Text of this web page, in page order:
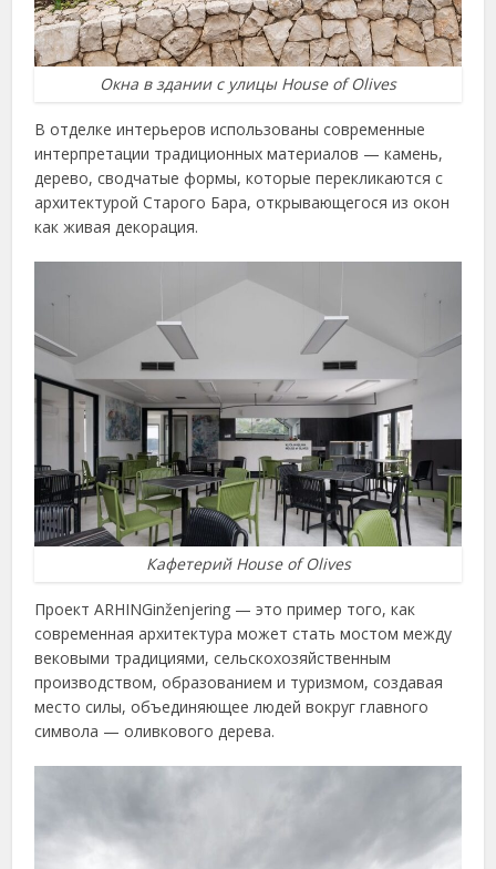
Окна в здании с улицы House of Olives
В отделке интерьеров использованы современные
интерпретации традиционных материалов — камень,
дерево, сводчатые формы, которые перекликаются с
архитектурой Старого Бара, открывающегося из окон
как живая декорация.
Кафетерий House of Olives
Проект ARHINGinženjering — это пример того, как
современная архитектура может стать мостом между
вековыми традициями, сельскохозяйственным
производством, образованием и туризмом, создавая
место силы, объединяющее людей вокруг главного
символа — оливкового дерева.